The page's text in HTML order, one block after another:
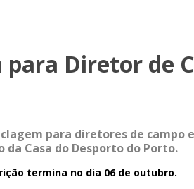
para Diretor de
para diretores de campo
Casa do Desporto do Porto.
termina no dia 06 de outubro.